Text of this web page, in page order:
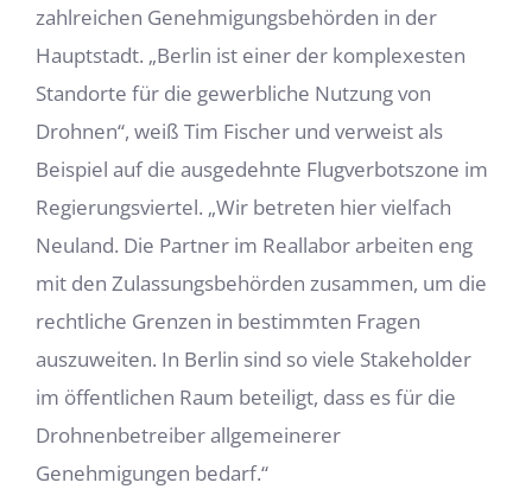
zahlreichen Genehmigungsbehörden in der
Hauptstadt. „Berlin ist einer der komplexesten
Standorte für die gewerbliche Nutzung von
Drohnen“, weiß Tim Fischer und verweist als
Beispiel auf die ausgedehnte Flugverbotszone im
Regierungsviertel. „Wir betreten hier vielfach
Neuland. Die Partner im Reallabor arbeiten eng
mit den Zulassungsbehörden zusammen, um die
rechtliche Grenzen in bestimmten Fragen
auszuweiten. In Berlin sind so viele Stakeholder
im öffentlichen Raum beteiligt, dass es für die
Drohnenbetreiber allgemeinerer
Genehmigungen bedarf.“